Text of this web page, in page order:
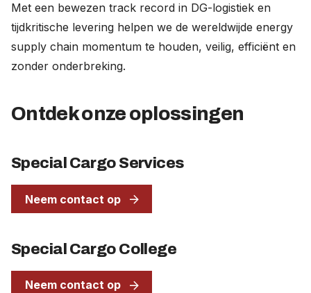
Met een bewezen track record in DG-logistiek en
tijdkritische levering helpen we de wereldwijde energy
supply chain momentum te houden, veilig, efficiënt en
zonder onderbreking.
Ontdek onze oplossingen
Special Cargo Services
Neem contact op
Special Cargo College
Neem contact op